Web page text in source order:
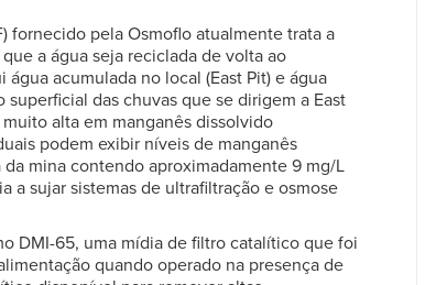
fornecido pela Osmoflo atualmente trata a
a água seja reciclada de volta ao
acumulada no local (East Pit) e água
das chuvas que se dirigem a East
alta em manganês dissolvido
podem exibir níveis de manganês
mina contendo aproximadamente 9 mg/L
a sujar sistemas de ultrafiltração e osmose
DMI-65, uma mídia de filtro catalítico que foi
quando operado na presença de